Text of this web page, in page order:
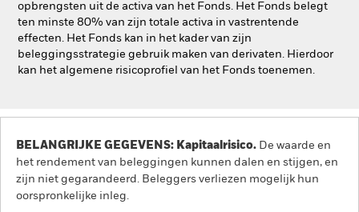
opbrengsten uit de activa van het Fonds. Het Fonds belegt
ten minste 80% van zijn totale activa in vastrentende
effecten. Het Fonds kan in het kader van zijn
beleggingsstrategie gebruik maken van derivaten. Hierdoor
kan het algemene risicoprofiel van het Fonds toenemen.
BELANGRIJKE GEGEVENS: Kapitaalrisico. De waarde en
het rendement van beleggingen kunnen dalen en stijgen, en
zijn niet gegarandeerd. Beleggers verliezen mogelijk hun
oorspronkelijke inleg.